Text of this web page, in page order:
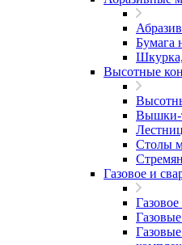
Бумага
Высотные
Вышки-
Столы
Газовое и